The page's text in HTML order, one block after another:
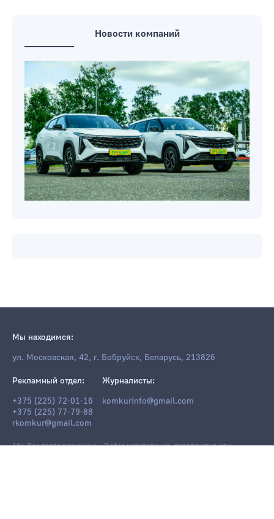
Новости компаний
Мы находимся:
ул. Московская, 42, г. Бобруйск, Беларусь, 213826
Рекламный отдел:
+375 (225) 72-01-16
+375 (225) 77-79-88
rkomkur@gmail.com
Журналисты:
komkurinfo@gmail.com
18+ Все права защищены. Любое копирование, перепечатка или